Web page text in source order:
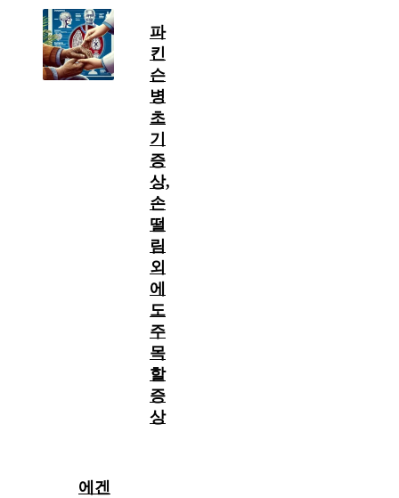
파
킨
슨
병
초
기
증
상,
손
떨
림
외
에
도
주
목
할
증
상
에겐